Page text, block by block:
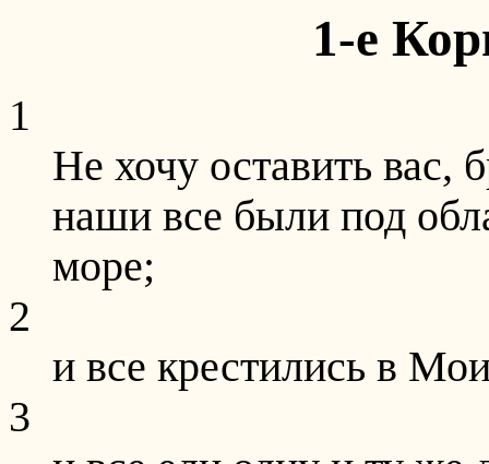
1-е
1
Не хочу оставить вас,
наши все были под
море;
2
и все крестились в
3